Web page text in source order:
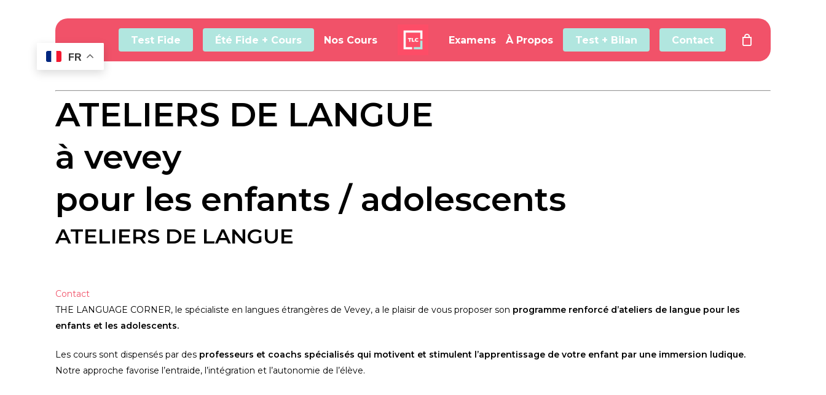
Test Fide Été Fide + Cours Nos Cours Examens À Propos Test + Bilan Contact
ATELIERS DE LANGUE
à vevey
pour les enfants / adolescents
ATELIERS DE LANGUE
Contact
THE LANGUAGE CORNER, le spécialiste en langues étrangères de Vevey, a le plaisir de vous proposer son programme renforcé d’ateliers de langue pour les
enfants et les adolescents.
Les cours sont dispensés par des
Notre approche favorise l’entraide, l’intégration et l’autonomie de l’élève.
FR